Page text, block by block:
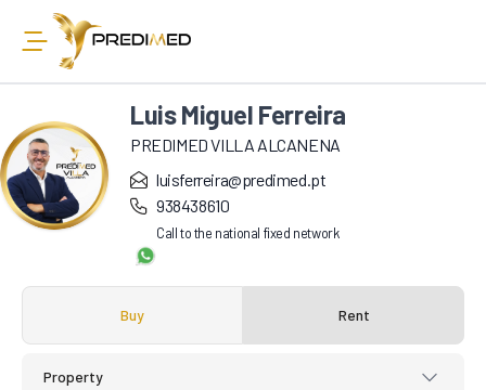
Luis Miguel Ferreira
PREDIMED VILLA ALCANENA
luisferreira@predimed.pt
938438610
Call to the national fixed network
Buy Rent
Property